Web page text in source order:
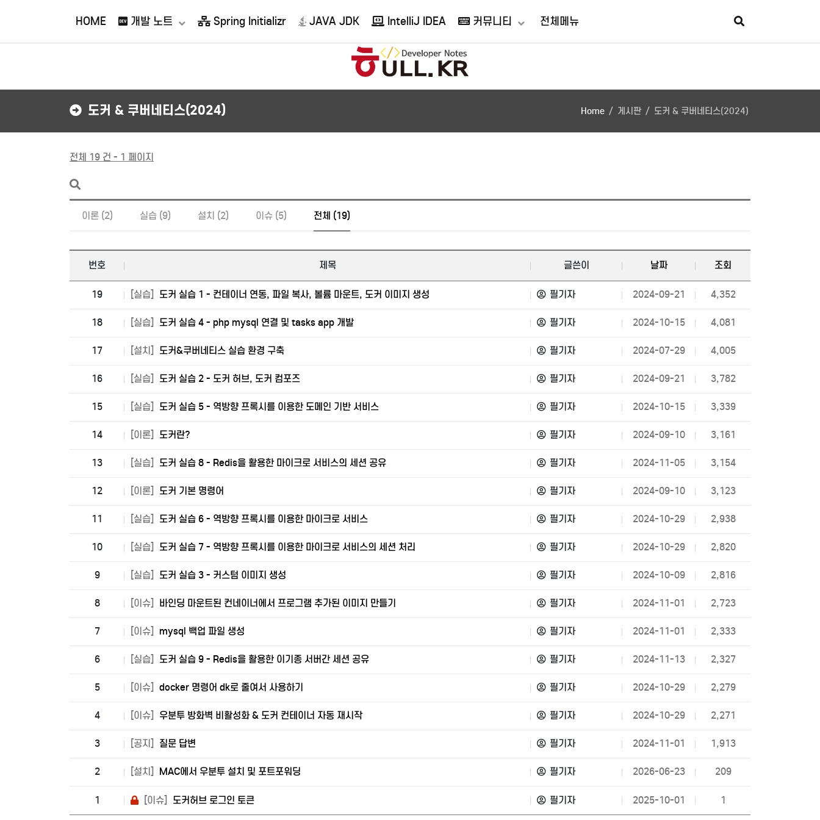
접속자 67
HOME 개발 노트 Spring Initializr JAVA JDK IntelliJ IDEA 커뮤니티 전체메뉴
도커 & 쿠버네티스(2024) Home 게시판 도커 & 쿠버네티스(2024)
전체 19 건 - 1 페이지
이론 (2) 실습 (9) 설치 (2) 이슈 (5) 전체 (19)
번호 제목 글쓴이 날짜 조회
19 [실습] 도커 실습 1 - 컨테이너 연동, 파일 복사, 볼륨 마운트, 도커 이미지 생성 필기자 2024-09-21 4,352
18 [실습] 도커 실습 4 - php mysql 연결 및 tasks app 개발 필기자 2024-10-15 4,081
17 [설치] 도커&쿠버네티스 실습 환경 구축 필기자 2024-07-29 4,005
16 [실습] 도커 실습 2 - 도커 허브, 도커 컴포즈 필기자 2024-09-21 3,782
15 [실습] 도커 실습 5 - 역방향 프록시를 이용한 도메인 기반 서비스 필기자 2024-10-15 3,339
14 [이론] 도커란? 필기자 2024-09-10 3,161
13 [실습] 도커 실습 8 - Redis을 활용한 마이크로 서비스의 세션 공유 필기자 2024-11-05 3,154
12 [이론] 도커 기본 명령어 필기자 2024-09-10 3,123
11 [실습] 도커 실습 6 - 역방향 프록시를 이용한 마이크로 서비스 필기자 2024-10-29 2,938
10 [실습] 도커 실습 7 - 역방향 프록시를 이용한 마이크로 서비스의 세션 처리 필기자 2024-10-29 2,820
9 [실습] 도커 실습 3 - 커스텀 이미지 생성 필기자 2024-10-09 2,816
8 [이슈] 바인딩 마운트된 컨네이너에서 프로그램 추가된 이미지 만들기 필기자 2024-11-01 2,723
7 [이슈] mysql 백업 파일 생성 필기자 2024-11-01 2,333
6 [실습] 도커 실습 9 - Redis을 활용한 이기종 서버간 세션 공유 필기자 2024-11-13 2,327
5 [이슈] docker 명령어 dk로 줄여서 사용하기 필기자 2024-10-29 2,279
4 [이슈] 우분투 방화벽 비활성화 & 도커 컨테이너 자동 재시작 필기자 2024-10-29 2,271
3 [공지] 질문 답변 필기자 2024-11-01 1,913
2 [설치] MAC에서 우분투 설치 및 포트포워딩 필기자 2026-06-23 209
1 [이슈] 도커허브 로그인 토큰 필기자 2025-10-01 1